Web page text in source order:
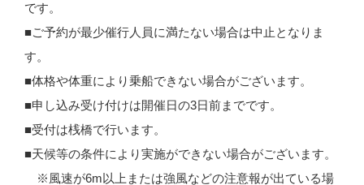
です。
■ご予約が最少催行人員に満たない場合は中止となりま
す。
■体格や体重により乗船できない場合がございます。
■申し込み受け付けは開催日の3日前までです。
■受付は桟橋で行います。
■天候等の条件により実施ができない場合がございます。
※風速が6m以上または強風などの注意報が出ている場